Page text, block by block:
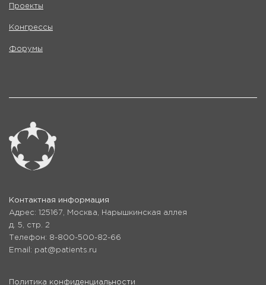
Проекты
Конгрессы
Форумы
Контактная информация
Адрес: 125167, Москва, Нарышкинская аллея
д. 5, стр. 2
Телефон: 8-800-500-82-66
Email: pat@patients.ru
Политика конфиденциальности